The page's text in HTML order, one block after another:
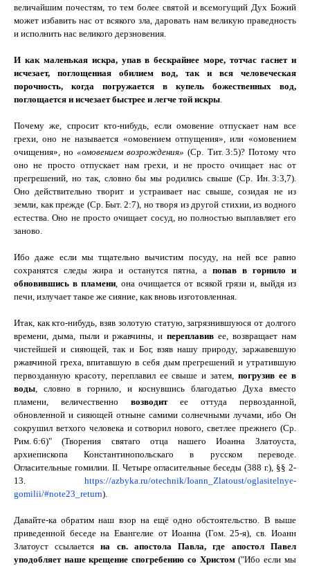
величайшим почестям, то тем более святой и всемогущий Дух Божий
может избавить нас от всякого зла, даровать нам великую праведность
и исполнить нас великого дерзновения.
И как маленькая искра, упав в бескрайнее море, тотчас гаснет и
исчезает, поглощенная обилием вод, так и вся человеческая
порочность, когда погружается в купель божественных вод,
поглощается и исчезает быстрее и легче той искры
Почему же, спросит кто-нибудь, если омовение отпускает нам все
грехи, оно не называется «омовением отпущения», или «омовением
очищения», но «омовением возрождения» (Ср. Тит. 3:5)? Потому что
оно не просто отпускает нам грехи, и не просто очищает нас от
прегрешений, но так, словно бы мы родились свыше (Ср.
Ин. 3:3,7).
Оно действительно творит и устраивает нас свыше, созидая не из
земли, как прежде (Ср. Быт. 2:7), но творя из другой стихии, из водного
естества. Оно не просто очищает сосуд, но полностью выплавляет его
заново.
Ибо даже если мы тщательно вычистим посуду, на ней все равно
сохранятся следы жира и останутся пятна, апопав в горнило и
обновившись в пламени, она очищается от всякой грязи и, выйдя из
печи, излучает такое же сияние, как вновь изготовленная
Итак, как кто-нибудь, взяв золотую статую, загрязнившуюся от долгого
времени, дыма, пыли и ржавчины, ипереплавив ее, возвращает нам
чистейшей и сияющей, так и Бог, взяв нашу природу, заржавевшую
ржавчиной греха, впитавшую в себя дым прегрешений и утратившую
первозданную красоту, переплавил ее свыше и затем,погрузив ее в
воды , словно в горнило, и коснувшись благодатью Духа вместо
пламени, величественно возводитее оттуда первозданной,
обновленной и сияющей отныне самими солнечными лучами, ибо Он
сокрушил ветхого человека и сотворил нового, светлее прежнего (Ср.
Рим. 6:6)"
(Творения святаго отца нашего Иоанна Златоуста,
архиепископа Константинопольскаго в русском переводе.
Огласительные гомилии. II. Четыре огласительные беседы (388 г.) , §§ 2-
13. https://azbyka.ru/otechnik/Ioann_Zlatoust/oglasitelnye-
gomilii/#note23_return).
Давайте-ка обратим наш взор на ещё одно обстоятельство. В выше
приведенной беседе на Евангелие от Иоанна (Гом. 25-я), св. Иоанн
Златоуст ссылаетсяна св. апостола Павла, где апостол Павел
уподобляет наше крещение спогребению со Христом ("Ибо если мы